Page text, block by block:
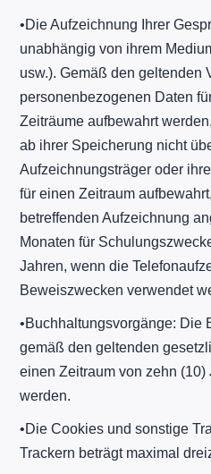
​•​Die Aufzeichnung Ihrer
unabhängig von ihrem
usw.). Gemäß den geltenden
personenbezogenen Daten
Zeiträume aufbewahrt
ab ihrer Speicherung nicht
Aufzeichnungsträger oder
für einen Zeitraum
betreffenden Aufzeichnung
Monaten für
Jahren, wenn die
Beweiszwecken verwendet
​•​Buchhaltungsvorgänge: Die
gemäß den geltenden
einen Zeitraum von zehn
werden.
​•​Die Cookies und sonstige
Trackern beträgt maximal